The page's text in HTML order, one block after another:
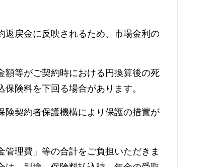
返戻金に反映されるため、市場金利の
額等がご契約時における円換算後の死
険料を下回る場合があります。
険契約者保護機構により保護の措置が
理費」等の合計をご負担いただきま